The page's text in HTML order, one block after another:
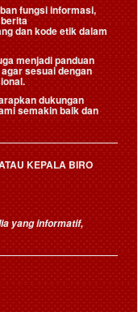
fungsi informasi,
dan kode etik dalam
menjadi panduan
sesuai dengan
dukungan
semakin baik dan
KEPALA BIRO
yang informatif,